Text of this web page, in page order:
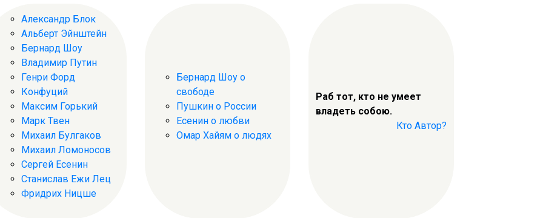
Александр Блок
Альберт Эйнштейн
Бернард Шоу
Владимир Путин
Генри Форд
Конфуций
Максим Горький
Марк Твен
Михаил Булгаков
Михаил Ломоносов
Сергей Есенин
Станислав Ежи Лец
Фридрих Ницше
Бернард Шоу о
свободе
Пушкин о России
Есенин о любви
Омар Хайям о людях
Раб тот, кто не умеет
владеть собою.
Кто Автор?